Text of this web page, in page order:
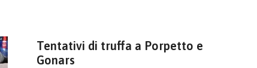
Tentativi di truffa a Porpetto e
Gonars